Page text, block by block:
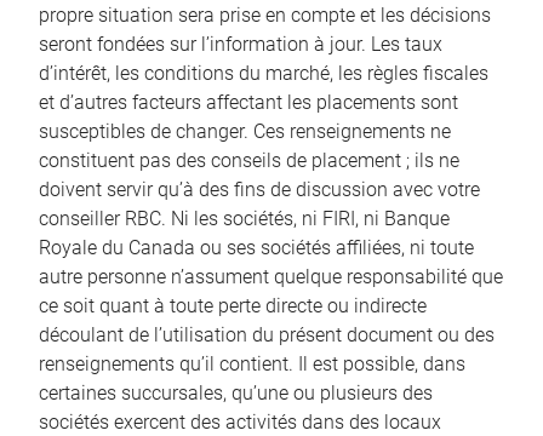
propre situation sera prise en compte et les décisions
seront fondées sur l’information à jour. Les taux
d’intérêt, les conditions du marché, les règles fiscales
et d’autres facteurs affectant les placements sont
susceptibles de changer. Ces renseignements ne
constituent pas des conseils de placement ; ils ne
doivent servir qu’à des fins de discussion avec votre
conseiller RBC. Ni les sociétés, ni FIRI, ni Banque
Royale du Canada ou ses sociétés affiliées, ni toute
autre personne n’assument quelque responsabilité que
ce soit quant à toute perte directe ou indirecte
découlant de l’utilisation du présent document ou des
renseignements qu’il contient. Il est possible, dans
certaines succursales, qu’une ou plusieurs des
sociétés exercent des activités dans des locaux